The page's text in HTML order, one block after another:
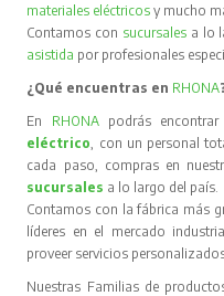
materiales eléctricos y mucho
Contamos con sucursales a lo
asistida por profesionales
¿Qué encuentras en RHONA
En RHONA podrás
eléctrico , con un personal
cada paso, compras en
sucursales a lo largo del país.
Contamos con la fábrica más
líderes en el mercado
proveer servicios
Nuestras Familias de